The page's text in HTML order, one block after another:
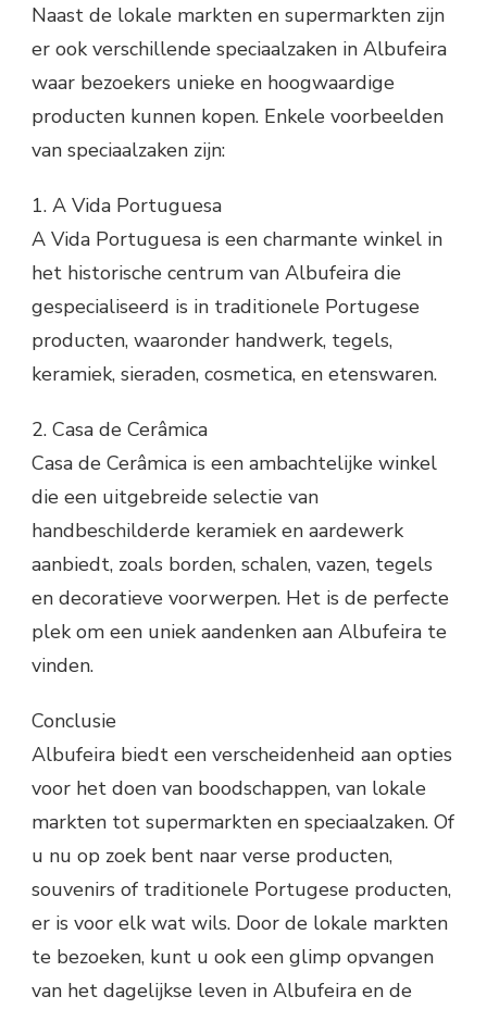
Naast de lokale markten en supermarkten zijn
er ook verschillende speciaalzaken in Albufeira
waar bezoekers unieke en hoogwaardige
producten kunnen kopen. Enkele voorbeelden
van speciaalzaken zijn:
1. A Vida Portuguesa
A Vida Portuguesa is een charmante winkel in
het historische centrum van Albufeira die
gespecialiseerd is in traditionele Portugese
producten, waaronder handwerk, tegels,
keramiek, sieraden, cosmetica, en etenswaren.
2. Casa de Cerâmica
Casa de Cerâmica is een ambachtelijke winkel
die een uitgebreide selectie van
handbeschilderde keramiek en aardewerk
aanbiedt, zoals borden, schalen, vazen, tegels
en decoratieve voorwerpen. Het is de perfecte
plek om een uniek aandenken aan Albufeira te
vinden.
Conclusie
Albufeira biedt een verscheidenheid aan opties
voor het doen van boodschappen, van lokale
markten tot supermarkten en speciaalzaken. Of
u nu op zoek bent naar verse producten,
souvenirs of traditionele Portugese producten,
er is voor elk wat wils. Door de lokale markten
te bezoeken, kunt u ook een glimp opvangen
van het dagelijkse leven in Albufeira en de